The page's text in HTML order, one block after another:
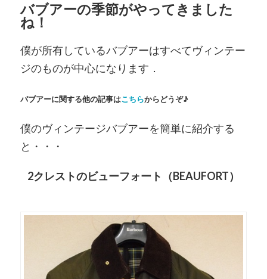
バブアーの季節がやってきました
ね！
僕が所有しているバブアーはすべてヴィンテー
ジのものが中心になります．
バブアーに関する他の記事はこちらからどうぞ♪
僕のヴィンテージバブアーを簡単に紹介する
と・・・
2クレストのビューフォート（BEAUFORT）